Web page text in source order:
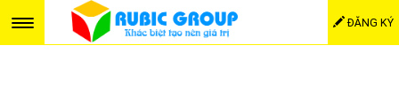
ĐĂNG KÝ